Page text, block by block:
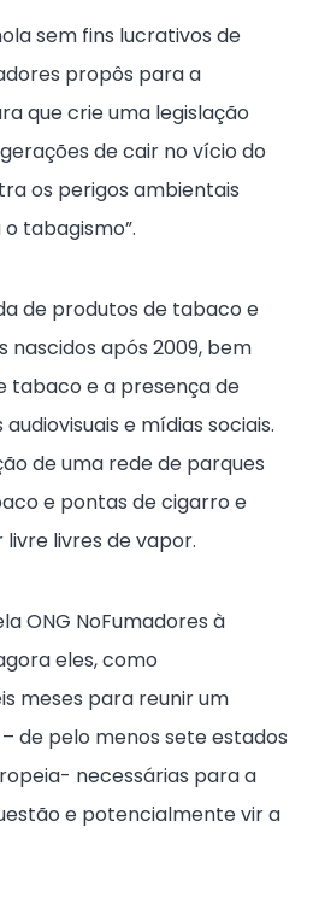
sem fins lucrativos de
propôs para a
que crie uma legislação
de cair no vício do
os perigos ambientais
tabagismo”.
de produtos de tabaco e
nascidos após 2009, bem
tabaco e a presença de
e mídias sociais.
de uma rede de parques
e pontas de cigarro e
livres de vapor.
ONG NoFumadores à
eles, como
meses para reunir um
de pelo menos sete estados
necessárias para a
e potencialmente vir a